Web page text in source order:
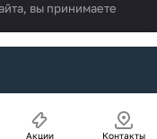
Акции Контакты
вы принимаете